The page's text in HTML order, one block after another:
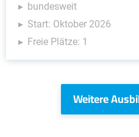
bundesweit
Start: Oktober 2026
Freie Plätze: 1
Weitere